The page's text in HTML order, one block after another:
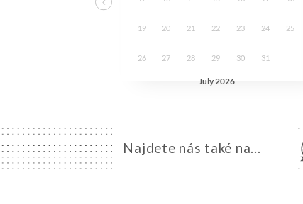
Najdete nás také na...